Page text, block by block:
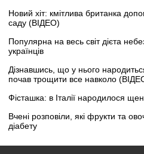
Новий хіт: кмітлива британка
саду (ВІДЕО)
Популярна на весь світ дієта
українців
Дізнавшись, що у нього
почав трощити все навколо
Фісташка: в Італії народилося
Вчені розповіли, які фрукти та
діабету